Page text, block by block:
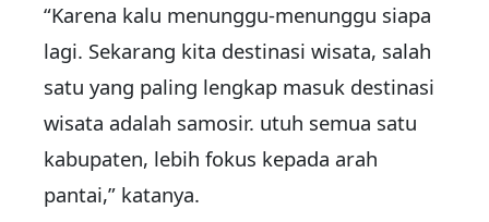
“Karena kalu menunggu-menunggu siapa
lagi. Sekarang kita destinasi wisata, salah
satu yang paling lengkap masuk destinasi
wisata adalah samosir. utuh semua satu
kabupaten, lebih fokus kepada arah
pantai,” katanya.